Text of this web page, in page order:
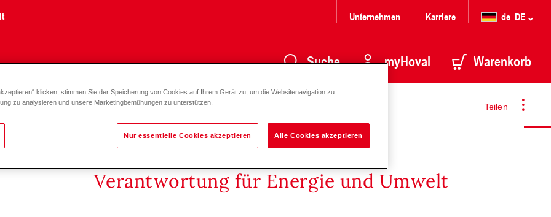
Unternehmen Karriere de_DE
Suche myHoval Warenkorb
Teilen
10 bar, 70 °C S 8-600
Verantwortung für Energie und Umwelt
klicken, stimmen Sie der Speicherung von Cookies auf Ihrem Gerät zu, um die Websitenavigation zu
zu analysieren und unsere Marketingbemühungen zu unterstützen.
Nur essentielle Cookies akzeptieren Alle Cookies akzeptieren